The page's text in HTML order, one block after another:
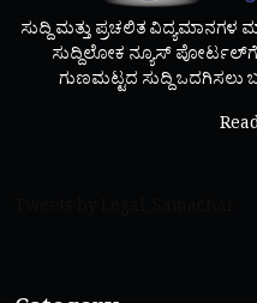
ಸುದ್ದಿ ಮತ್ತು ಪ್ರಚಲಿತ
ಸುದ್ದಿಲೋಕ ನ್ಯೂಸ್ ಪೋರ್ಟಲ್‌ಗೆ
ಗುಣಮಟ್ಟದ ಸುದ್ದಿ ಒದಗಿಸಲು